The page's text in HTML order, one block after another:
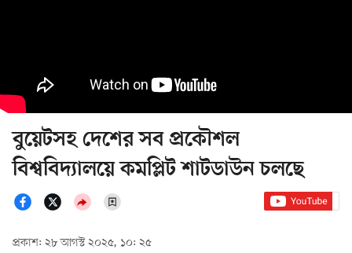
বুয়েটসহ দেশের সব প্রকৌশল
বিশ্ববিদ্যালয়ে কমপ্লিট শাটডাউন চলছে
প্রকাশ: ২৮ আগস্ট ২০২৫, ১০: ২৫